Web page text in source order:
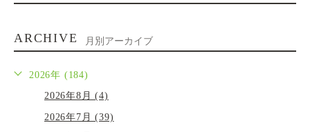
ARCHIVE 月別アーカイブ
2026年 (184)
2026年8月 (4)
2026年7月 (39)